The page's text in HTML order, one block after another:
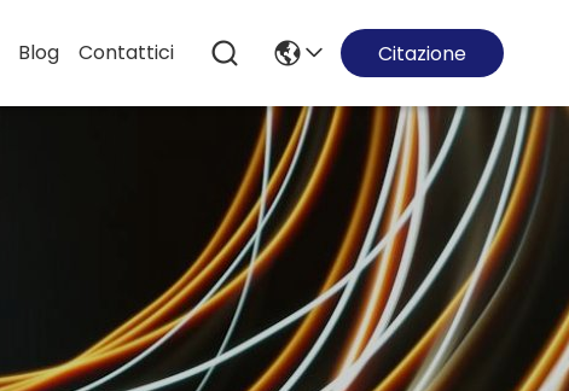
Blog Contattici Citazione